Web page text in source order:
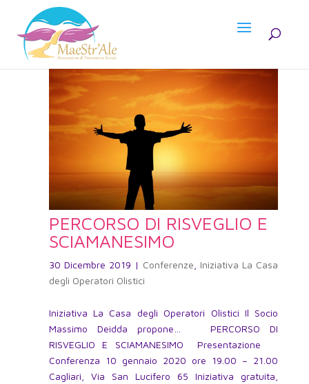
PERCORSO DI RISVEGLIO E
SCIAMANESIMO
30 Dicembre 2019 | Conferenze
Iniziativa La Casa
degli Operatori Olistici
Iniziativa La Casa degli Operatori Olistici Il Socio
Massimo Deidda propone… PERCORSO DI
RISVEGLIO E SCIAMANESIMO Presentazione
Conferenza 10 gennaio 2020 ore 19.00 – 21.00
Cagliari, Via San Lucifero 65 Iniziativa gratuita,